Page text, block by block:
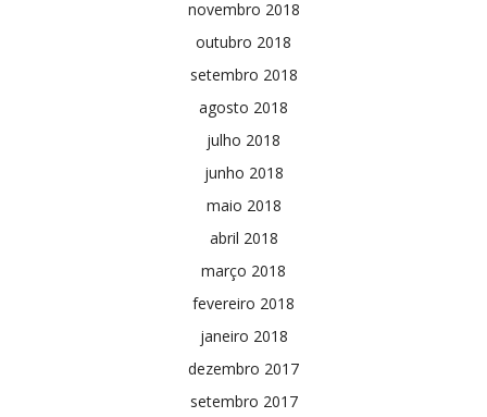
novembro 2018
outubro 2018
setembro 2018
agosto 2018
julho 2018
junho 2018
maio 2018
abril 2018
março 2018
fevereiro 2018
janeiro 2018
dezembro 2017
setembro 2017